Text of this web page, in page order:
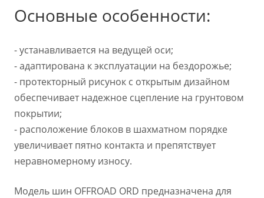
Основные особенности:
- устанавливается на ведущей оси;
- адаптирована к эксплуатации на бездорожье;
- протекторный рисунок с открытым дизайном
обеспечивает надежное сцепление на грунтовом
покрытии;
- расположение блоков в шахматном порядке
увеличивает пятно контакта и препятствует
неравномерному износу.
Модель шин OFFROAD ORD предназначена для